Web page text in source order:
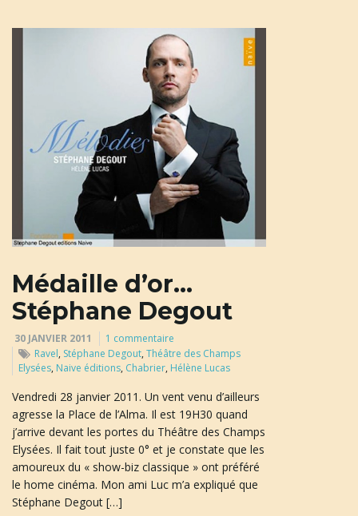
Médaille d’or…
Stéphane Degout
30 JANVIER 2011
1 commentaire
Ravel, Stéphane Degout,Théâtre des Champs
Elysées, Naive éditions, Chabrier, Hélène Lucas
Vendredi 28 janvier 2011. Un vent venu d’ailleurs
agresse la Place de l’Alma. Il est 19H30 quand
j’arrive devant les portes du Théâtre des Champs
Elysées. Il fait tout juste 0° et je constate que les
amoureux du « show-biz classique » ont préféré
le home cinéma. Mon ami Luc m’a expliqué que
Stéphane Degout […]